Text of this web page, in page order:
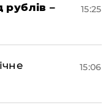
рублів –
15:25
15:06